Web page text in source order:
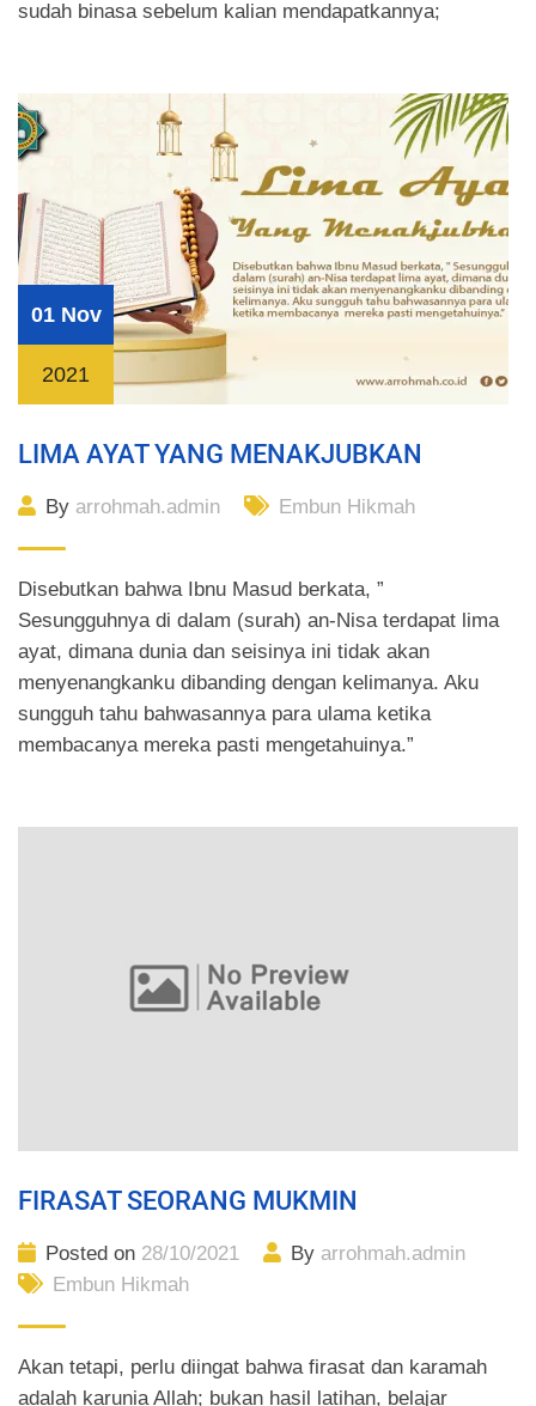
sudah binasa sebelum kalian mendapatkannya;
01 Nov
2021
LIMA AYAT YANG MENAKJUBKAN
By arrohmah.admin Embun Hikmah
Disebutkan bahwa Ibnu Masud berkata, ”
Sesungguhnya di dalam (surah) an-Nisa terdapat lima
ayat, dimana dunia dan seisinya ini tidak akan
menyenangkanku dibanding dengan kelimanya. Aku
sungguh tahu bahwasannya para ulama ketika
membacanya mereka pasti mengetahuinya.”
FIRASAT SEORANG MUKMIN
Posted on 28/10/2021 By arrohmah.admin
Embun Hikmah
Akan tetapi, perlu diingat bahwa firasat dan karamah
adalah karunia Allah; bukan hasil latihan, belajar